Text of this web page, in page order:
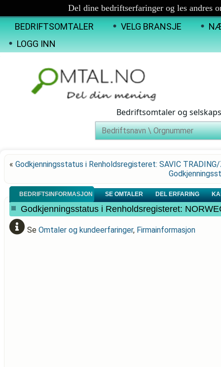
Del dine bedriftserfaringer og les andres
BEDRIFTSOMTALER VELG BRANSJE
LOGG INN
Bedriftsomtaler og
« Godkjenningsstatus i Renholdsregisteret: SAVIC
BEDRIFTSINFORMASJON SE OMTALER DEL ERFARING
Godkjenningsstatus i Renholdsregisteret:
Se Omtaler og kundeerfaringer, Firmainformasjon